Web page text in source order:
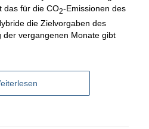
das für die CO2-Emissionen des
die Zielvorgaben des
der vergangenen Monate gibt